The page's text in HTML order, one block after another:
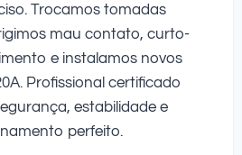
Trocamos tomadas
mau contato, curto-
e instalamos novos
Profissional certificado
estabilidade e
perfeito.